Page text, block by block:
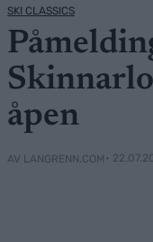
SKI CLASSICS
åpen
AV LANGRENN.COM •